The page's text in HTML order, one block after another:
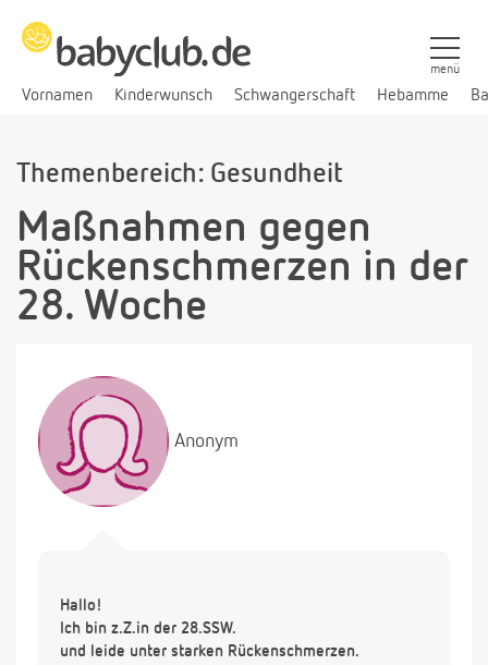
Vornamen Kinderwunsch Schwangerschaft Hebamme
menü
Themenbereich: Gesundheit
Maßnahmen gegen
Rückenschmerzen in der
28. Woche
Anonym
Hallo!
Ich bin z.Z.in der 28.SSW.
und leide unter starken Rückenschmerzen.